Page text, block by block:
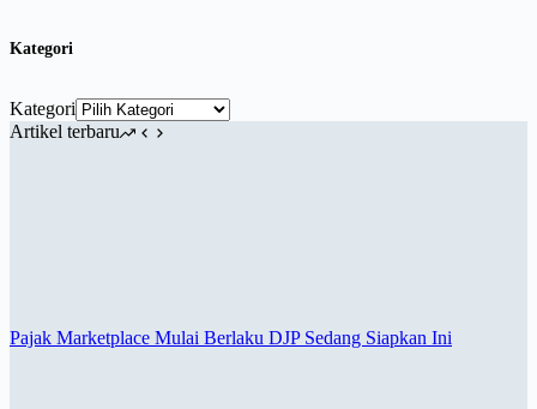
Kategori
Kategori
Artikel terbaru
Pajak Marketplace Mulai Berlaku DJP Sedang Siapkan Ini